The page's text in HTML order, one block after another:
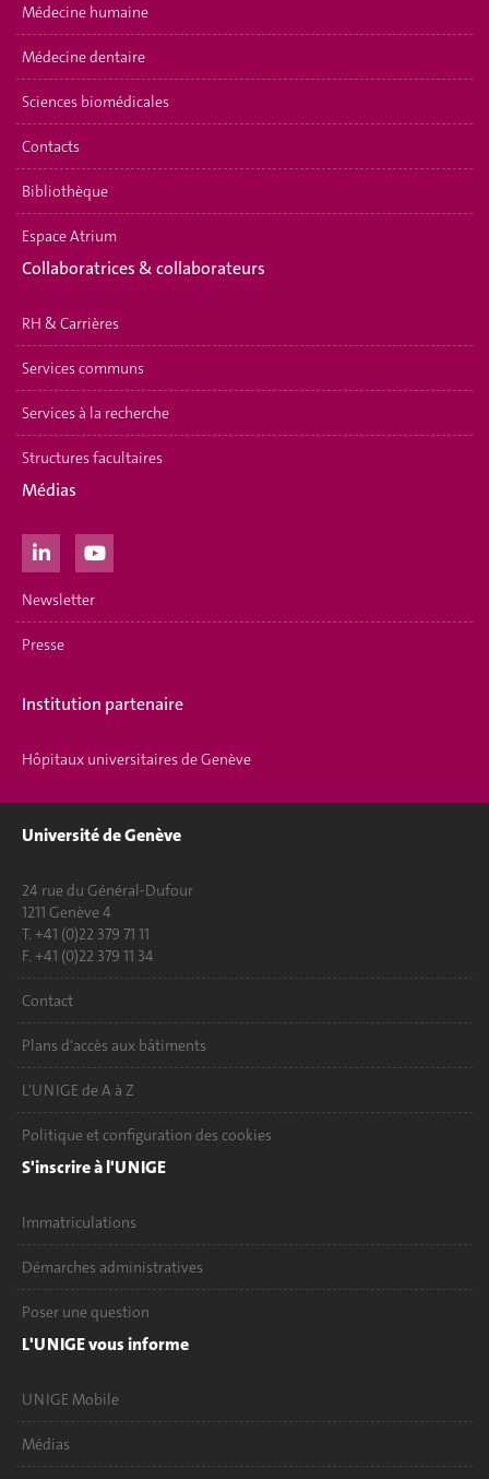
Médecine humaine
Médecine dentaire
Sciences biomédicales
Contacts
Bibliothèque
Espace Atrium
Collaboratrices & collaborateurs
RH & Carrières
Services communs
Services à la recherche
Structures facultaires
Médias
Newsletter
Presse
Institution partenaire
Hôpitaux universitaires de Genève
Université de Genève
24 rue du Général-Dufour
1211 Genève 4
T. +41 (0)22 379 71 11
F. +41 (0)22 379 11 34
Contact
Plans d'accès aux bâtiments
L'UNIGE de A à Z
Politique et configuration des cookies
S'inscrire à l'UNIGE
Immatriculations
Démarches administratives
Poser une question
L'UNIGE vous informe
UNIGE Mobile
Médias